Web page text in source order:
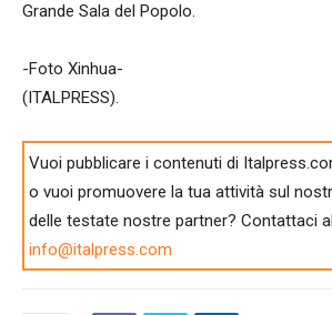
Grande Sala del Popolo.
-Foto Xinhua-
(ITALPRESS).
Vuoi pubblicare i contenuti di
o vuoi promuovere la tua attività sul
delle testate nostre partner? Contattaci
info@italpress.com